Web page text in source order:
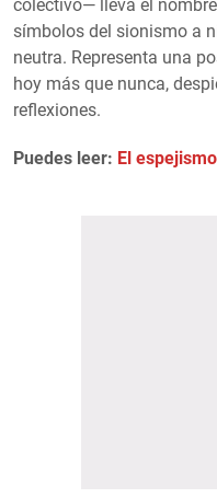
colectivo— lleva el
símbolos del sionismo a
neutra. Representa una
hoy más que nunca,
reflexiones.
Puedes leer: El